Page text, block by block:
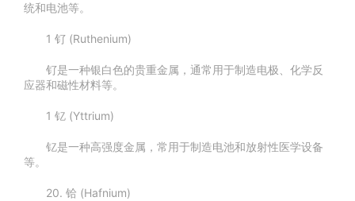
统和电池等。
1 钌 (Ruthenium)
钌是一种银白色的贵重金属，通常用于制造电极、化学反
应器和磁性材料等。
1 钇 (Yttrium)
钇是一种高强度金属，常用于制造电池和放射性医学设备
等。
20. 铪 (Hafnium)